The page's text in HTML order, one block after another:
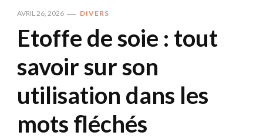
AVRIL 26, 2026 DIVERS
Etoffe de soie : tout
savoir sur son
utilisation dans les
mots fléchés